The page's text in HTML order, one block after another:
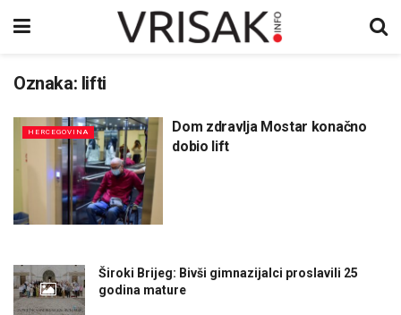
Oznaka: lifti
HERCEGOVINA
Dom zdravlja Mostar konačno
dobio lift
Široki Brijeg: Bivši gimnazijalci proslavili 25
godina mature